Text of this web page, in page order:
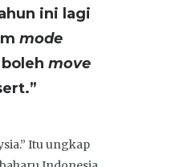
ini lagi
mode
move
Itu ungkap